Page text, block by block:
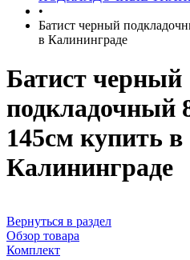
•
Батист черный
в Калининграде
Батист черный
подкладочный
145см купить в
Калининграде
Вернуться в раздел
Обзор товара
Комплект